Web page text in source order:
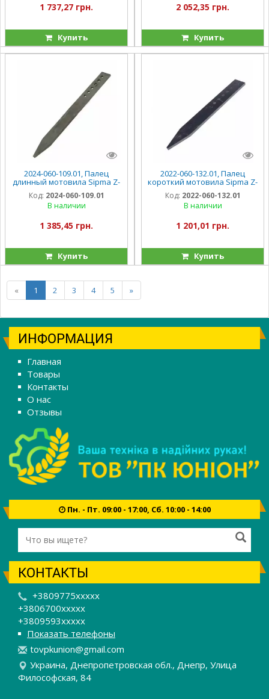
1 737,27 грн.
Купить
2 052,35 грн.
Купить
2024-060-109.01, Палец
длинный мотовила Sipma Z-
224
Код: 2024-060-109.01
В наличии
1 385,45 грн.
Купить
2022-060-132.01, Палец
короткий мотовила Sipma Z-
224
Код: 2022-060-132.01
В наличии
1 201,01 грн.
Купить
« 1 2 3 4 5 »
ИНФОРМАЦИЯ
Главная
Товары
Контакты
О нас
Отзывы
Пн. - Пт. 09:00 - 17:00, Сб. 10:00 - 14:00
КОНТАКТЫ
+3809775xxxxx
+3806700xxxxx
+3809593xxxxx
Показать телефоны
tovpkunion@gmail.com
Украина, Днепропетровская обл., Днепр, Улица
Философская, 84